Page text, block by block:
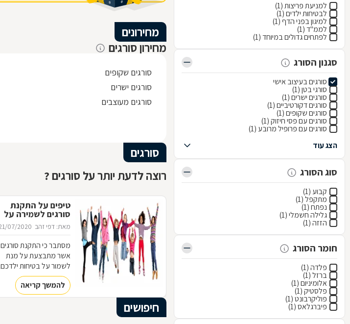
למניעת פריצות (1)
לבטיחות ילדים (1)
למיגון בפני הדף (1)
לממ"ד (1)
לפתחים גדולים במיוחד (1)
סגנון הסורג
סורגים בעיצוב אישי
סורגי בטן (1)
סורגים ישרים (1)
סורגים דקורטיביים (1)
סורגים שקופים (1)
סורגים עם פסי חיזוק (1)
סורגים עם פרופיל מרובע (1)
הצג עוד
סוג הסורג
קבוע (1)
מתקפל (1)
נפתח (1)
גלילה חשמלי (1)
הזזה (1)
חומר הסורג
פלדה (1)
ברזל (1)
אלומיניום (1)
פלסטיק (1)
פוליקרבונט (1)
פיברגלאס (1)
מחירונים
מחירון סורגים
סורגים שקופים
סורגים ישרים
סורגים מעוצבים
סורגים
רוצה לדעת יותר על סורגים ?
טיפים על התקנת
סורגים לשמירה על
ילדים
מאת: דפי זהב 07/2020
מסתבר כי התקנת סורגים
אשר מתבצעת על מנת
לשמור על בטיחות
יכולה להיות שונה
שתבחרו להתקין כדי למנוע
מפורצים להיכנס
להמשך קריאה
חיפושים